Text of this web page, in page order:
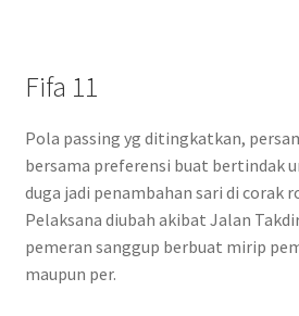
Fifa 11
Pola passing yg ditingkatkan,
bersama preferensi buat bertindak
duga jadi penambahan sari di corak
Pelaksana diubah akibat Jalan
pemeran sanggup berbuat mirip
maupun per.